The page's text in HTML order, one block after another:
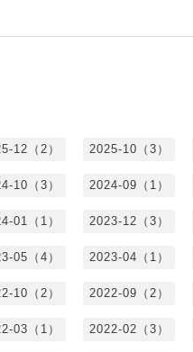
12（2） 2025-10（3）
10（3） 2024-09（1）
01（1） 2023-12（3）
05（4） 2023-04（1）
10（2） 2022-09（2）
03（1） 2022-02（3）